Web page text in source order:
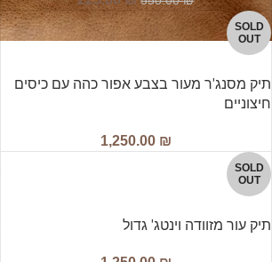
SOLD
OUT
תיק מסנג'ר מעור בצבע אפור כהה עם כיסים
חיצוניים
1,250.00 ₪
SOLD
OUT
תיק עור מזוודה וינטג' גדול